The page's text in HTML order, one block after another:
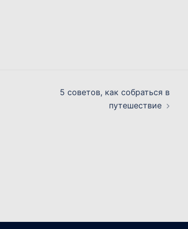
5 советов, как собраться в
путешествие